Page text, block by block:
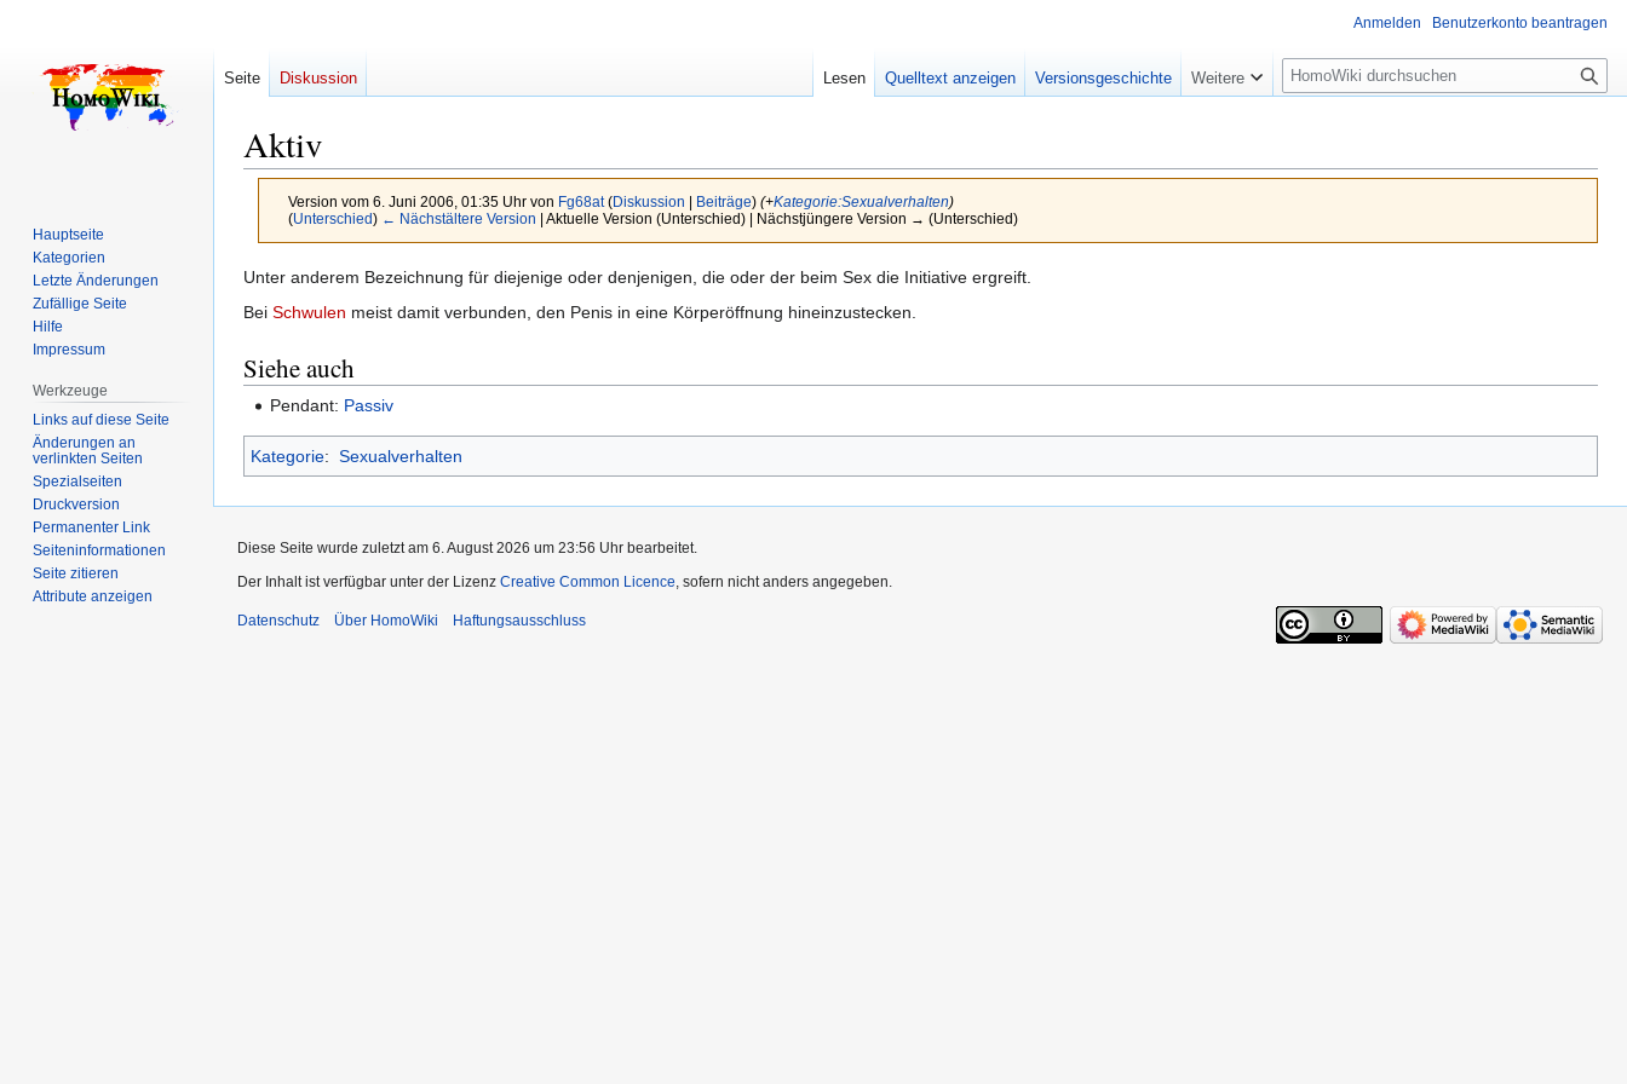
Aktiv
Version vom 6. Juni 2006, 01:35 Uhr von Fg68at (Diskussion Beiträge) (+Kategorie:Sexualverhalten)
(Unterschied) ← Nächstältere Version | Aktuelle Version (Unterschied) | Nächstjüngere Version → (Unterschied)
Zur
Navigation
Zur
Suche
Unter anderem Bezeichnung für diejenige oder denjenigen, die oder der beim Sex die Initiative ergreift.
Bei Schwulen meist damit verbunden, den Penis in eine Körperöffnung hineinzustecken.
Siehe auch
Pendant: Passiv
Kategorie: Sexualverhalten
Anmelden Benutzerkonto beantragen
Seite Diskussion Lesen Quelltext anzeigen Versionsgeschichte Weitere
Suche
Hauptseite
Kategorien
Letzte Änderungen
Zufällige Seite
Hilfe
Impressum
Werkzeuge
Links auf diese Seite
Änderungen an
verlinkten Seiten
Spezialseiten
Druckversion
Permanenter Link
Seiten­­informationen
Seite zitieren
Attribute anzeigen
Diese Seite wurde zuletzt am 6. August 2026 um 23:56 Uhr bearbeitet.
Der Inhalt ist verfügbar unter der Lizenz Creative Common Licence, sofern nicht anders angegeben.
Datenschutz Über HomoWiki Haftungsausschluss